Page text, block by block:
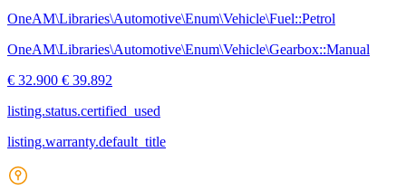
OneAM\Libraries\Automotive\Enum\Vehicle\Fuel::Petrol
OneAM\Libraries\Automotive\Enum\Vehicle\Gearbox::Manual
€ 32.900 € 39.892
listing.status.certified_used
listing.warranty.default_title